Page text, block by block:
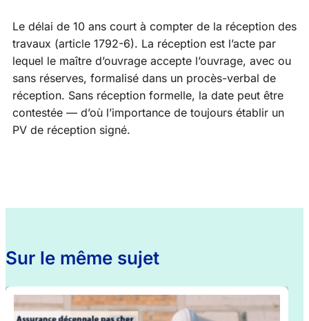
Le délai de 10 ans court à compter de la réception des
travaux (article 1792-6). La réception est l’acte par
lequel le maître d’ouvrage accepte l’ouvrage, avec ou
sans réserves, formalisé dans un procès-verbal de
réception. Sans réception formelle, la date peut être
contestée — d’où l’importance de toujours établir un
PV de réception signé.
Sur le même sujet